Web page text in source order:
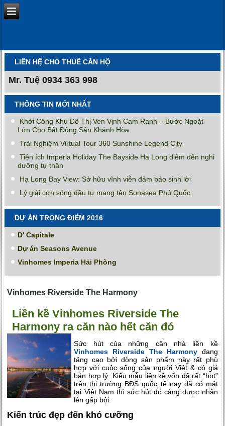
LIÊN HỆ CHO THUÊ CĂN HỘ
Mr. Tuệ 0934 363 998
THÔNG TIN MỚI NHẤT
Khởi Công Khu Đô Thị Ven Vịnh Cam Ranh – Bước Ngoặt
Lớn Cho Bất Động Sản Khánh Hòa
Trải Nghiệm Virtual Tour 360 Sunshine Legend City
Tiện ích Imperia Holiday The Bayside Hạ Long điểm đến nghỉ
dưỡng tự thân
Hạ Long Bay View: Sở hữu vĩnh viễn đảm bảo sinh lời
Lý giải cơn sóng đầu tư mang tên Sonasea Phú Quốc
DỰ ÁN TRỌNG ĐIỂM 2016
D' Capitale
Dự án Seasons Avenue
Vinhomes Imperia Hải Phòng
Vinhomes Riverside The Harmony
Liền kề Vinhomes Riverside The
Harmony ra căn nào hết căn đó
Sức hút của những căn nhà liền kề
Vinhomes Riverside The Harmonyđang
tăng cao bởi dòng sản phẩm này rất phù
hợp với cuộc sống của người Việt & có giá
bán hợp lý. Kiểu mẫu liền kề vốn đã rất “hot”
trên thị trường BĐS quốc tế nay đã có mặt
tại Việt Nam thì sức hút đó càng được nhân
lên gấp bội.
Kiến trúc đẹp đến khó cưỡng